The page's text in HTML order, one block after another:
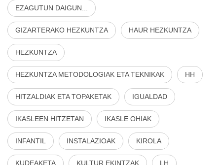
EZAGUTUN DAIGUN...
GIZARTERAKO HEZKUNTZA HAUR HEZKUNTZA
HEZKUNTZA
HEZKUNTZA METODOLOGIAK ETA TEKNIKAK HH
HITZALDIAK ETA TOPAKETAK IGUALDAD
IKASLEEN HITZETAN IKASLE OHIAK
INFANTIL INSTALAZIOAK KIROLA
KUDEAKETA KULTUR EKINTZAK LH